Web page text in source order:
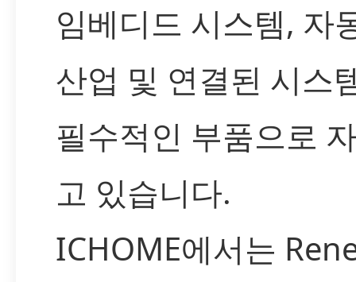
임베디드 시스템, 자
산업 및 연결된 시스
필수적인 부품으로
고 있습니다.
ICHOME에서는